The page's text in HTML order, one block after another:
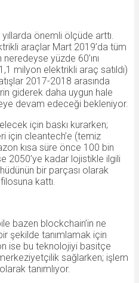
önemli ölçüde arttı.
araçlar Mart 2019’da tüm
yüzde 60’ını
milyon elektrikli araç satıldı)
2017-2018 arasında
giderek daha uygun hale
devam edeceği bekleniyor.
için baskı kurarken;
için cleantech’e (temiz
kısa süre önce 100 bin
2050’ye kadar lojistikle ilgili
bir parçası olarak
kattı.
bazen blockchain’in ne
şekilde tanımlamak için
ise bu teknolojiyi basitçe
sağlarken; işlem
tanımlıyor.